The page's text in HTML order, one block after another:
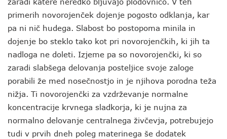
primerih novorojenček dojenje pogosto odklanja, kar
pa ni nič hudega. Slabost bo postopoma minila in
dojenje bo steklo tako kot pri novorojenčkih, ki jih ta
nadloga ne doleti. Izjeme pa so novorojenčki, ki so
zaradi slabšega delovanja posteljice svoje zaloge
porabili že med nosečnostjo in je njihova porodna teža
nižja. Ti novorojenčki za vzdrževanje normalne
koncentracije krvnega sladkorja, ki je nujna za
normalno delovanje centralnega živčevja, potrebujejo
tudi v prvih dneh poleg materinega še dodatek